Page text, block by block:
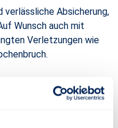
verlässliche Absicherung,
Wunsch auch mit
Verletzungen wie
Rundum-Schutz